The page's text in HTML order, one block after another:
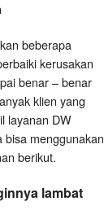
beberapa
kerusakan
benar – benar
klien yang
layanan DW
bisa menggunakan
berikut.
lambat